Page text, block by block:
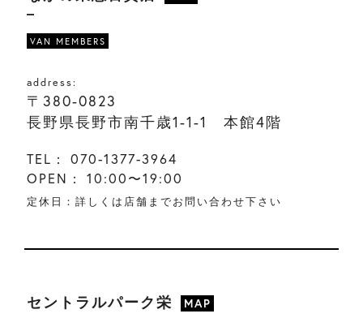
VAN MEMBERS
address:
〒380-0823
長野県長野市南千歳1-1-1 本館4階
TEL：
070-1377-3964
OPEN：
10:00〜19:00
定休日：詳しくは店舗までお問い合わせ下さい
セントラルパーク栄 MAP